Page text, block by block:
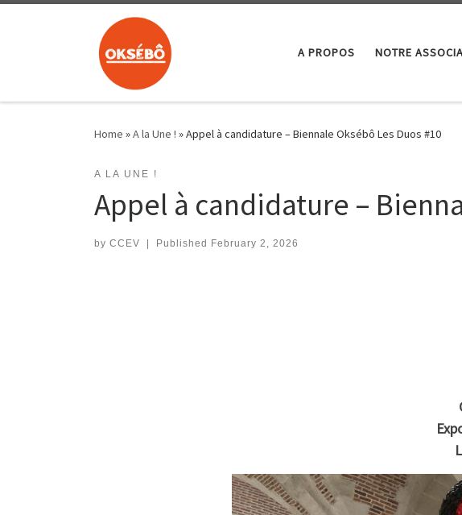
A PROPOS NOTRE
Home »A la Une ! »Appel à candidature – Biennale Oksébô Les Duos #10
A LA UNE !
Appel à candidature –
by CCEV Published February 2, 2026